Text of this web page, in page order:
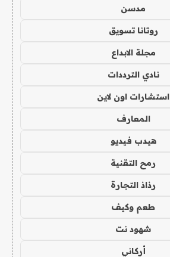
مدسن
روتانا تسويق
مجلة الابداع
نادي الترددات
استشارات اون لاين
المعارف
هيدب فيديو
رمح التقنية
رذاذ التجارة
طعم وكيف
شهود نت
أركاني